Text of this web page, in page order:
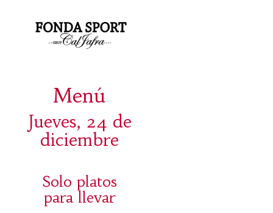
Menú
Jueves, 24 de
diciembre
Solo platos
para llevar